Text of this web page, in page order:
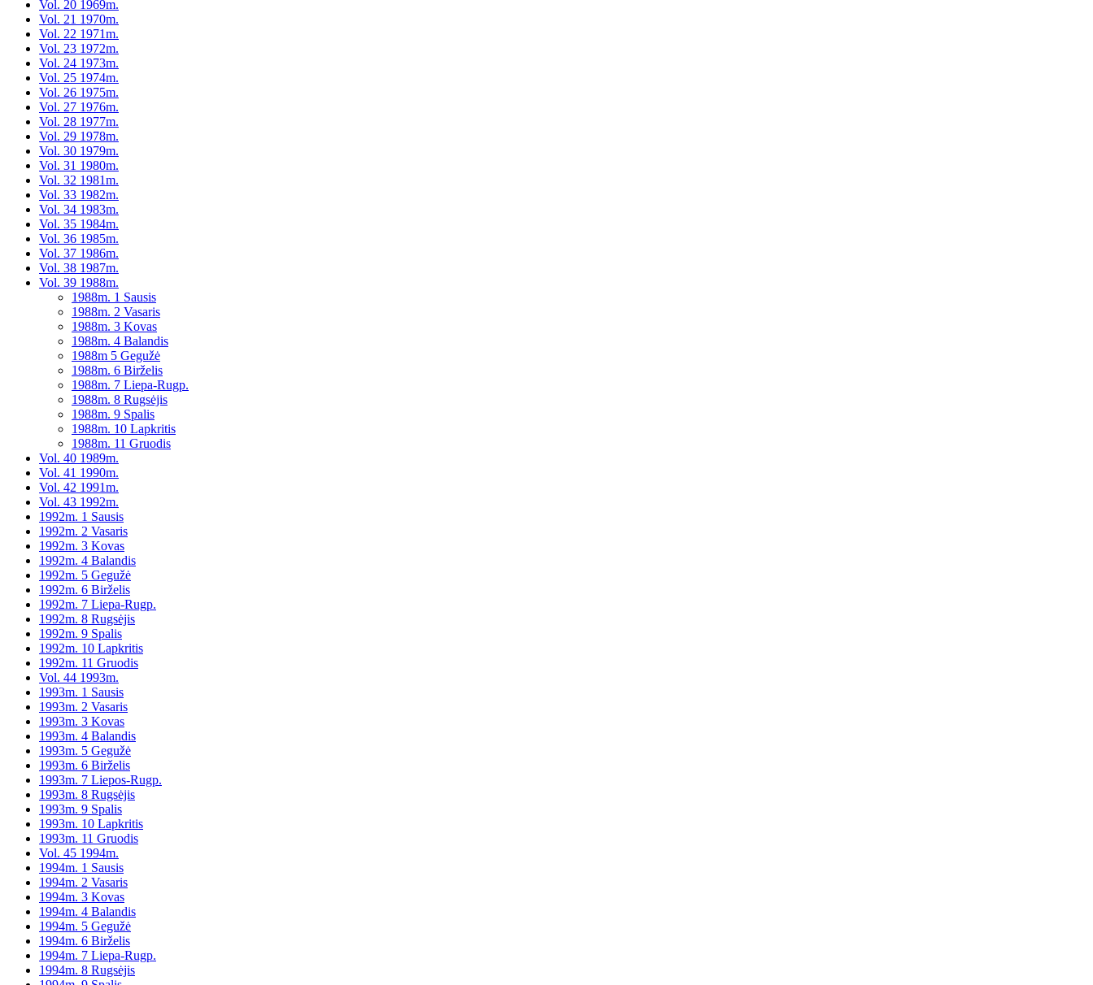
Vol. 20 1969m.
Vol. 21 1970m.
Vol. 22 1971m.
Vol. 23 1972m.
Vol. 24 1973m.
Vol. 25 1974m.
Vol. 26 1975m.
Vol. 27 1976m.
Vol. 28 1977m.
Vol. 29 1978m.
Vol. 30 1979m.
Vol. 31 1980m.
Vol. 32 1981m.
Vol. 33 1982m.
Vol. 34 1983m.
Vol. 35 1984m.
Vol. 36 1985m.
Vol. 37 1986m.
Vol. 38 1987m.
Vol. 39 1988m.
1988m. 1 Sausis
1988m. 2 Vasaris
1988m. 3 Kovas
1988m. 4 Balandis
1988m 5 Gegužė
1988m. 6 Birželis
1988m. 7 Liepa-Rugp.
1988m. 8 Rugsėjis
1988m. 9 Spalis
1988m. 10 Lapkritis
1988m. 11 Gruodis
Vol. 40 1989m.
Vol. 41 1990m.
Vol. 42 1991m.
Vol. 43 1992m.
1992m. 1 Sausis
1992m. 2 Vasaris
1992m. 3 Kovas
1992m. 4 Balandis
1992m. 5 Gegužė
1992m. 6 Birželis
1992m. 7 Liepa-Rugp.
1992m. 8 Rugsėjis
1992m. 9 Spalis
1992m. 10 Lapkritis
1992m. 11 Gruodis
Vol. 44 1993m.
1993m. 1 Sausis
1993m. 2 Vasaris
1993m. 3 Kovas
1993m. 4 Balandis
1993m. 5 Gegužė
1993m. 6 Birželis
1993m. 7 Liepos-Rugp.
1993m. 8 Rugsėjis
1993m. 9 Spalis
1993m. 10 Lapkritis
1993m. 11 Gruodis
Vol. 45 1994m.
1994m. 1 Sausis
1994m. 2 Vasaris
1994m. 3 Kovas
1994m. 4 Balandis
1994m. 5 Gegužė
1994m. 6 Birželis
1994m. 7 Liepa-Rugp.
1994m. 8 Rugsėjis